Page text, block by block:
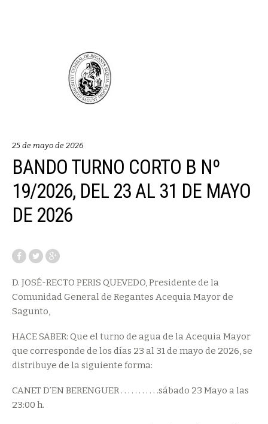
25 de mayo de 2026
BANDO TURNO CORTO B Nº
19/2026, DEL 23 AL 31 DE MAYO
DE 2026
D. JOSÉ-RECTO PERIS QUEVEDO, Presidente de la
Comunidad General de Regantes Acequia Mayor de
Sagunto,
HACE SABER: Que el turno de agua de la Acequia Mayor
que corresponde de los días 23 al 31 de mayo de 2026, se
distribuye de la siguiente forma:
CANET D’EN BERENGUER . . . . . . . . . . .sábado 23 Mayo a las
23:00 h.